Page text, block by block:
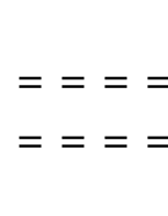
＝＝＝
＝＝＝